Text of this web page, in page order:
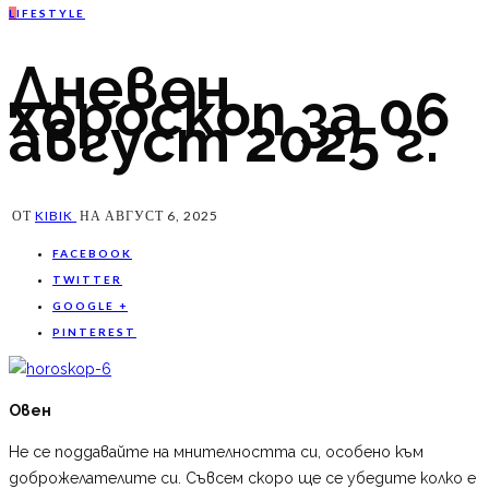
L IFESTYLE
Дневен
хороскоп за 06
август 2025 г.
ОТ KIBIK НА АВГУСТ 6, 2025
FACEBOOK
TWITTER
GOOGLE +
PINTEREST
Овен
Не се поддавайте на мнителността си, особено към
доброжелателите си. Съвсем скоро ще се убедите колко е